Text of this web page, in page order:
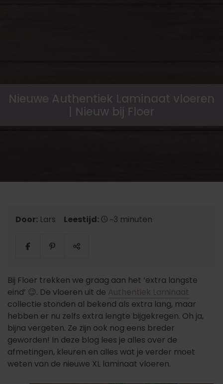
Nieuwe Authentiek Laminaat vloeren
| Nieuw bij Floer
Door: Lars Leestijd: ~3 minuten
Bij Floer trekken we graag aan het ‘extra langste
eind’ 😉. De vloeren uit de Authentiek Laminaat
collectie stonden al bekend als extra lang, maar
hebben er nu zelfs extra lengte bijgekregen. Oh ja,
bijna vergeten. Ze zijn ook nog eens breder
geworden! In deze blog lees je alles over de
afmetingen, kleuren en alles wat je verder moet
weten van de nieuwe XL laminaat vloeren.